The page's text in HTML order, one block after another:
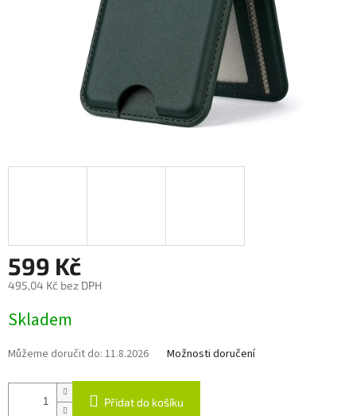
599 Kč
495,04 Kč bez DPH
cena:
Skladem
Můžeme doručit do: 11.8.2026 Možnosti doručení
Přidat do košíku